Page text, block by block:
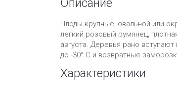
Описание
Плоды крупные, овальной или
легкий розовый румянец,
августа. Деревья рано
до -30° C и возвратные
Характеристики